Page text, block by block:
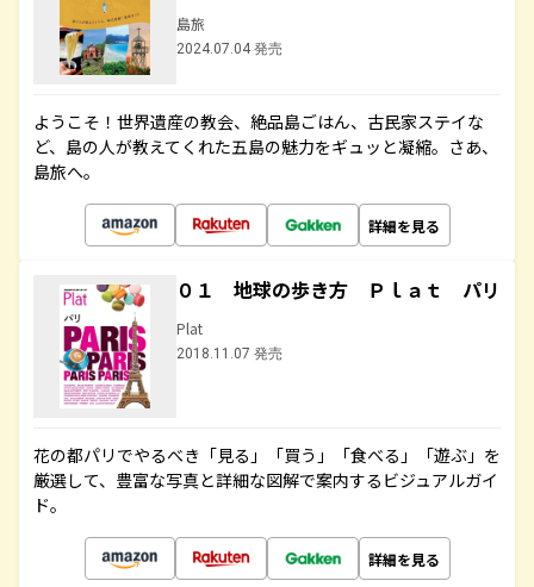
島旅
2024.07.04 発売
ようこそ！世界遺産の教会、絶品島ごはん、古民家ステイな
ど、島の人が教えてくれた五島の魅力をギュッと凝縮。さあ、
島旅へ。
詳細を見る
０１ 地球の歩き方 Ｐｌａｔ パリ
Plat
2018.11.07 発売
花の都パリでやるべき「見る」「買う」「食べる」「遊ぶ」を
厳選して、豊富な写真と詳細な図解で案内するビジュアルガイ
ド。
詳細を見る